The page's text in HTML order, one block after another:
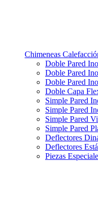
Chimeneas
Doble Pared
Doble Pared
Doble Pared
Doble Capa
Simple Pared
Simple Pared
Simple Pared
Simple Pared
Deflectores
Deflectores
Piezas